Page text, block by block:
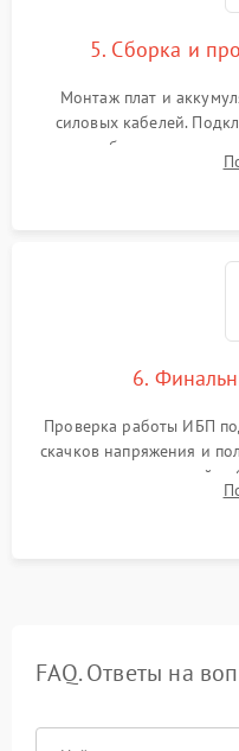
5. Сборка и
Монтаж плат и
силовых кабелей.
калибровки
срабатывания AVR и
6.
Проверка работы ИБП
скачков напряжения и
времени автономной
корректности
FAQ. Ответы на